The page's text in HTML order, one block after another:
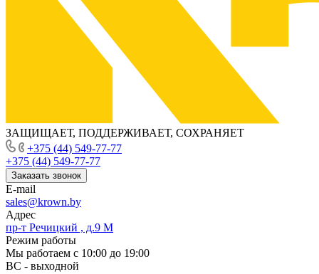
ЗАЩИЩАЕТ, ПОДДЕРЖИВАЕТ, СОХРАНЯЕТ
+375 (44) 549-77-77
+375 (44) 549-77-77
Заказать звонок
E-mail
sales@krown.by
Адрес
пр-т Речицкий , д.9 М
Режим работы
Мы работаем с 10:00 до 19:00
ВС - выходной